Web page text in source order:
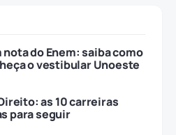
nota do Enem: saiba como
o vestibular Unoeste
as 10 carreiras
para seguir